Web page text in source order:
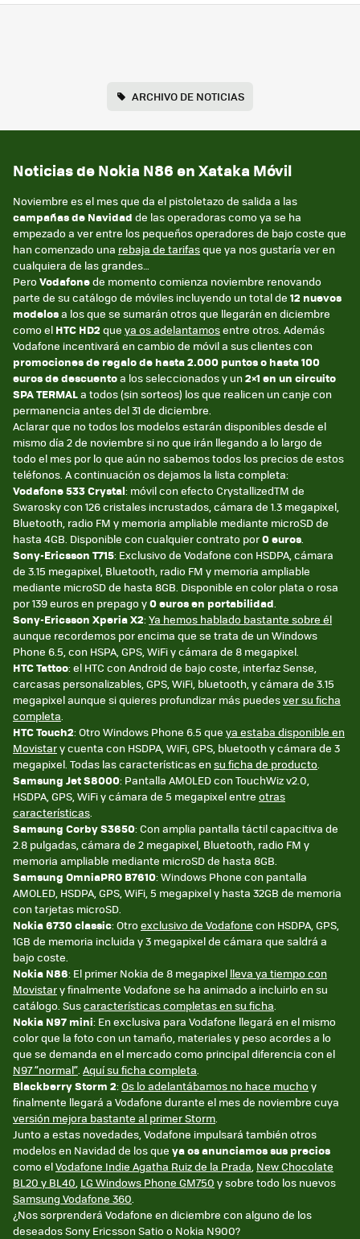
ARCHIVO DE NOTICIAS
Noticias de Nokia N86 en Xataka Móvil
Noviembre es el mes que da el pistoletazo de salida a las
campañas de Navidad de las operadoras como ya se ha
empezado a ver entre los pequeños operadores de bajo coste que
han comenzado una rebaja de tarifasque ya nos gustaría ver en
cualquiera de las grandes…
PeroVodafonede momento comienza noviembre renovando
parte de su catálogo de móviles incluyendo un total de 12 nuevos
modelosa los que se sumarán otros que llegarán en diciembre
como el HTC HD2 que ya os adelantamosentre otros. Además
Vodafone incentivará en cambio de móvil a sus clientes con
promociones de regalo de hasta 2.000 puntos o hasta 100
euros de descuentoa los seleccionados y un 2×1 en un circuito
SPA TERMALa todos (sin sorteos) los que realicen un canje con
permanencia antes del 31 de diciembre.
Aclarar que no todos los modelos estarán disponibles desde el
mismo día 2 de noviembre si no que irán llegando a lo largo de
todo el mes por lo que aún no sabemos todos los precios de estos
teléfonos. A continuación os dejamos la lista completa:
Vodafone 533 Crystal: móvil con efecto CrystallizedTM de
Swarosky con 126 cristales incrustados, cámara de 1.3 megapixel,
Bluetooth, radio FM y memoria ampliable mediante microSD de
hasta 4GB. Disponible con cualquier contrato por0 euros.
Sony-Ericsson T715: Exclusivo de Vodafone con HSDPA, cámara
de 3.15 megapixel, Bluetooth, radio FM y memoria ampliable
mediante microSD de hasta 8GB. Disponible en color plata o rosa
por 139 euros en prepago y0 euros en portabilidad.
Sony-Ericsson Xperia X2: Ya hemos hablado bastante sobre él
aunque recordemos por encima que se trata de un Windows
Phone 6.5, con HSPA, GPS, WiFi y cámara de 8 megapixel.
HTC Tattoo: el HTC con Android de bajo coste, interfaz Sense,
carcasas personalizables, GPS, WiFi, bluetooth, y cámara de 3.15
megapixel aunque si quieres profundizar más puedesver su ficha
completa.
HTC Touch2: Otro Windows Phone 6.5 que ya estaba disponible en
Movistary cuenta con HSDPA, WiFi, GPS, bluetooth y cámara de 3
megapixel. Todas las características en su ficha de producto.
Samsung Jet S8000: Pantalla AMOLED con TouchWiz v2.0,
HSDPA, GPS, WiFi y cámara de 5 megapixel entre otras
características.
Samsung Corby S3650: Con amplia pantalla táctil capacitiva de
2.8 pulgadas, cámara de 2 megapixel, Bluetooth, radio FM y
memoria ampliable mediante microSD de hasta 8GB.
Samsung OmniaPRO B7610: Windows Phone con pantalla
AMOLED, HSDPA, GPS, WiFi, 5 megapixel y hasta 32GB de memoria
con tarjetas microSD.
Nokia 6730 classic: Otroexclusivo de Vodafone con HSDPA, GPS,
1GB de memoria incluida y 3 megapixel de cámara que saldrá a
bajo coste.
Nokia N86: El primer Nokia de 8 megapixel lleva ya tiempo con
Movistary finalmente Vodafone se ha animado a incluirlo en su
catálogo. Suscaracterísticas completas en su ficha.
Nokia N97 mini: En exclusiva para Vodafone llegará en el mismo
color que la foto con un tamaño, materiales y peso acordes a lo
que se demanda en el mercado como principal diferencia con el
N97 “normal”. Aquí su ficha completa.
Blackberry Storm 2: Os lo adelantábamos no hace muchoy
finalmente llegará a Vodafone durante el mes de noviembre cuya
versión mejora bastante al primer Storm.
Junto a estas novedades, Vodafone impulsará también otros
modelos en Navidad de los que ya os anunciamos sus precios
como elVodafone Indie Agatha Ruiz de la Prada, New Chocolate
BL20 y BL40, LG Windows Phone GM750 y sobre todo los nuevos
Samsung Vodafone 360.
¿Nos sorprenderá Vodafone en diciembre con alguno de los
deseados Sony Ericsson Satio o Nokia N900?